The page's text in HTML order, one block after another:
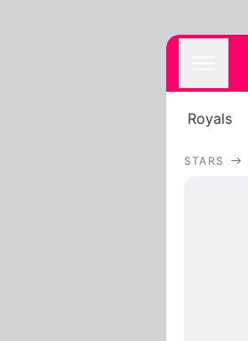
Royals
STARS